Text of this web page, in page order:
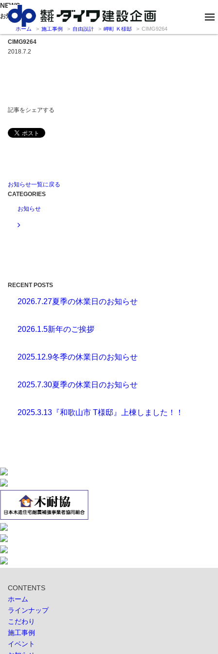
NEWS
お知らせ
ホーム 施工事例 自由設計 岬町 Ｋ様邸 CIMG9264
CIMG9264
2018.7.2
記事をシェアする
お知らせ一覧に戻る
CATEGORIES
お知らせ
RECENT POSTS
2026.7.27夏季の休業日のお知らせ
2026.1.5新年のご挨拶
2025.12.9冬季の休業日のお知らせ
2025.7.30夏季の休業日のお知らせ
2025.3.13 『和歌山市 T様邸』上棟しました！！
CONTENTS
ホーム
ラインナップ
こだわり
施工事例
イベント